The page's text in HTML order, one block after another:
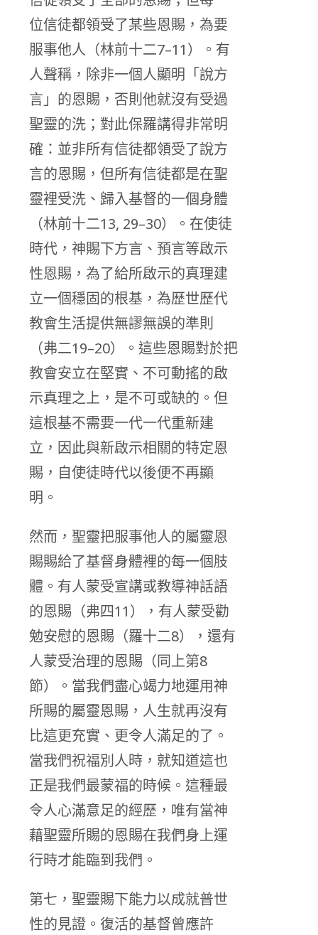
位信徒都領受了某些恩賜，為要
服事他人（林前十二7–11）。有
人聲稱，除非一個人顯明「說方
言」的恩賜，否則他就沒有受過
聖靈的洗；對此保羅講得非常明
確：並非所有信徒都領受了說方
言的恩賜，但所有信徒都是在聖
靈裡受洗、歸入基督的一個身體
（林前十二13, 29–30）。在使徒
時代，神賜下方言、預言等啟示
性恩賜，為了給所啟示的真理建
立一個穩固的根基，為歷世歷代
教會生活提供無謬無誤的準則
（弗二19–20）。這些恩賜對於把
教會安立在堅實、不可動搖的啟
示真理之上，是不可或缺的。但
這根基不需要一代一代重新建
立，因此與新啟示相關的特定恩
賜，自使徒時代以後便不再顯
明。
然而，聖靈把服事他人的屬靈恩
賜賜給了基督身體裡的每一個肢
體。有人蒙受宣講或教導神話語
的恩賜（弗四11），有人蒙受勸
勉安慰的恩賜（羅十二8），還有
人蒙受治理的恩賜（同上第8
節）。當我們盡心竭力地運用神
所賜的屬靈恩賜，人生就再沒有
比這更充實、更令人滿足的了。
當我們祝福別人時，就知道這也
正是我們最蒙福的時候。這種最
令人心滿意足的經歷，唯有當神
藉聖靈所賜的恩賜在我們身上運
行時才能臨到我們。
第七，聖靈賜下能力以成就普世
性的見證。復活的基督曾應許